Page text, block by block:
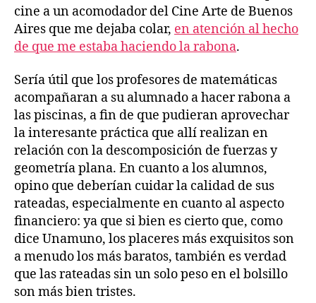
cine a un acomodador del Cine Arte de Buenos
Aires que me dejaba colar, en atención al hecho
de que me estaba haciendo la rabona.
Sería útil que los profesores de matemáticas
acompañaran a su alumnado a hacer rabona a
las piscinas, a fin de que pudieran aprovechar
la interesante práctica que allí realizan en
relación con la descomposición de fuerzas y
geometría plana. En cuanto a los alumnos,
opino que deberían cuidar la calidad de sus
rateadas, especialmente en cuanto al aspecto
financiero: ya que si bien es cierto que, como
dice Unamuno, los placeres más exquisitos son
a menudo los más baratos, también es verdad
que las rateadas sin un solo peso en el bolsillo
son más bien tristes.